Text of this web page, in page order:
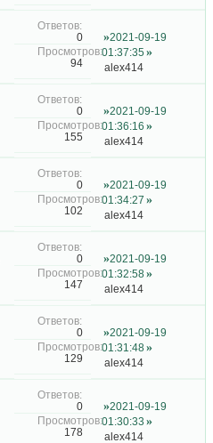
0
94
2021-09-19
01:37:35
alex414
0
155
2021-09-19
01:36:16
alex414
0
102
2021-09-19
01:34:27
alex414
0
147
2021-09-19
01:32:58
alex414
0
129
2021-09-19
01:31:48
alex414
0
178
2021-09-19
01:30:33
alex414